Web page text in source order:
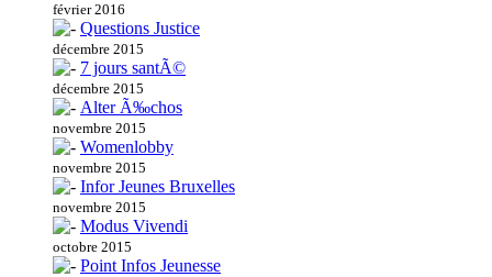
février 2016
Questions Justice
décembre 2015
7 jours santÃ©
décembre 2015
Alter Ã‰chos
novembre 2015
Womenlobby
novembre 2015
Infor Jeunes Bruxelles
novembre 2015
Modus Vivendi
octobre 2015
Point Infos Jeunesse